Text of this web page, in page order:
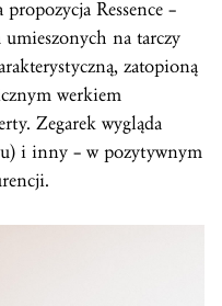
Ressence –
umieszonych na tarczy
zatopioną
werkiem
Zegarek wygląda
i inny – w pozytywnym